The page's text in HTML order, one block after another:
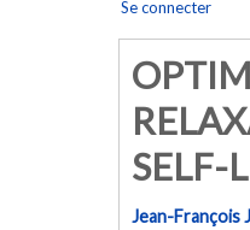
Se connecter
SELF-
Jean-François